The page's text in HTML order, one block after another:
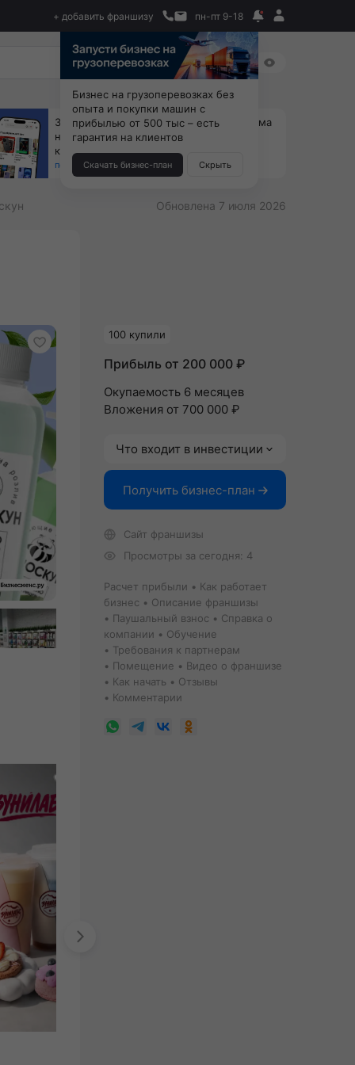
+ добавить франшизу пн-пт 9-18
За 90 тыс. открой магазин на Авито, дома
ни коробок, ни товара, ни склада, зато
каждый месяц +125 тыс. чистыми
получить бизнес-план ↓
Обновлена 7 июля 2026
100 купили
Прибыль от 200 000 ₽
Окупаемость 6 месяцев
Вложения от 700 000 ₽
Что входит в инвестиции
Получить бизнес-план
Сайт франшизы
Просмотры за сегодня: 4
Расчет прибыли
Как работает
бизнес
Описание франшизы
Паушальный взнос
Справка о
компании
Обучение
Требования к партнерам
Помещение
Видео о франшизе
Как начать
Отзывы
Комментарии
Бизнес на грузоперевозках без
опыта и покупки машин с
прибылью от 500 тыс – есть
гарантия на клиентов
Скачать бизнес-план Скрыть